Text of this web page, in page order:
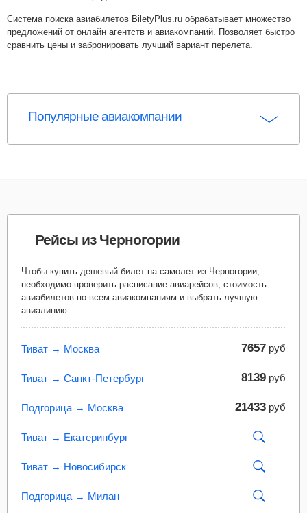
Система поиска авиабилетов BiletyPlus.ru обрабатывает множество
предложений от онлайн агентств и авиакомпаний. Позволяет быстро
сравнить цены и забронировать лучший вариант перелета.
Популярные авиакомпании
Рейсы из Черногории
Чтобы купить дешевый билет на самолет из Черногории,
необходимо проверить расписание авиарейсов, стоимость
авиабилетов по всем авиакомпаниям и выбрать лучшую
авиалинию.
Тиват → Москва 7657 руб
Тиват → Санкт-Петербург 8139 руб
Подгорица → Москва 21433 руб
Тиват → Екатеринбург
Тиват → Новосибирск
Подгорица → Милан